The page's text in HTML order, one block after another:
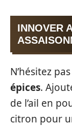
INNOVER
N’hésitez
épices.
de l’ail en
citron pour